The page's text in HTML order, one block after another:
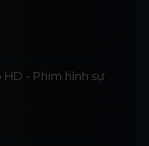
HD - Phim hình sự